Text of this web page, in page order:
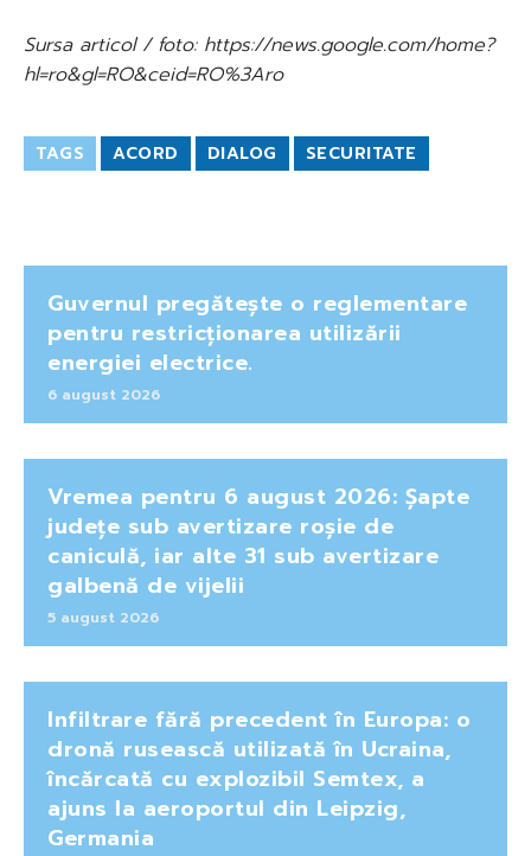
Sursa articol / foto: https://news.google.com/home?
hl=ro&gl=RO&ceid=RO%3Aro
TAGS ACORD DIALOG SECURITATE
Guvernul pregătește o reglementare
pentru restricționarea utilizării
energiei electrice.
6 august 2026
Vremea pentru 6 august 2026: Șapte
județe sub avertizare roșie de
caniculă, iar alte 31 sub avertizare
galbenă de vijelii
5 august 2026
Infiltrare fără precedent în Europa: o
dronă rusească utilizată în Ucraina,
încărcată cu explozibil Semtex, a
ajuns la aeroportul din Leipzig,
Germania